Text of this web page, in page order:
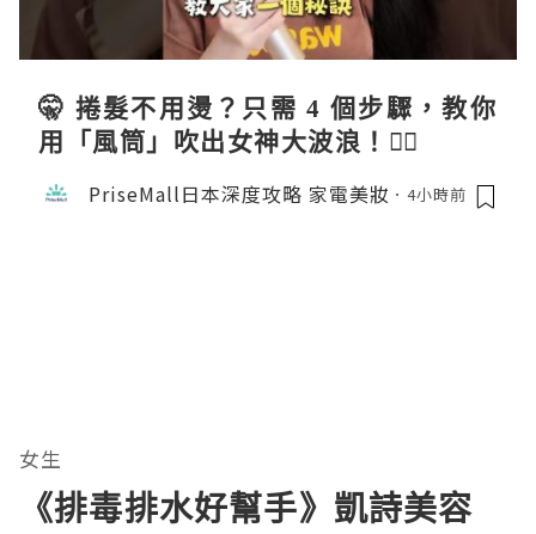
🤫 捲髮不用燙？只需 4 個步驟，教你
用「風筒」吹出女神大波浪！💇‍♀️
PriseMall日本深度攻略 家電美妝 4小時前
女生
《排毒排水好幫手》凱詩美容